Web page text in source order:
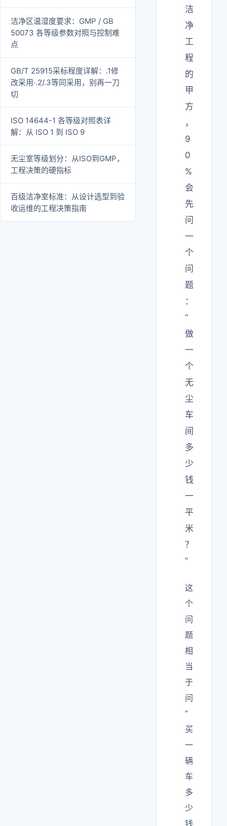
洁净区温湿度要求：GMP / GB
50073 各等级参数对照与控制难
点
GB/T 25915采标程度详解：.1修
改采用·.2/.3等同采用，别再一刀
切
ISO 14644-1 各等级对照表详
解：从 ISO 1 到 ISO 9
无尘室等级划分：从ISO到GMP，
工程决策的硬指标
百级洁净室标准：从设计选型到验
收运维的工程决策指南
洁
净
工
程
的
甲
方
，
9
0
%
会
先
问
一
个
问
题
：
“
做
一
个
无
尘
车
间
多
少
钱
一
平
米
？
”
这
个
问
题
相
当
于
问
”
买
一
辆
车
多
少
钱